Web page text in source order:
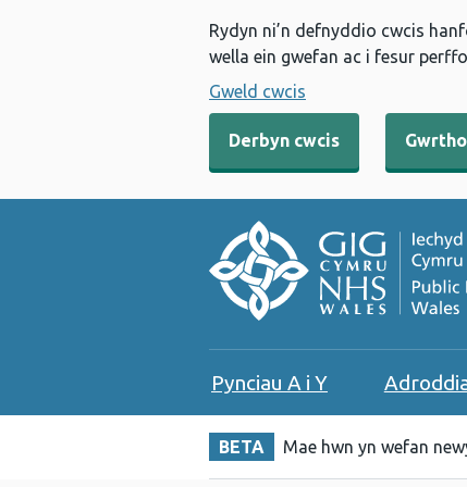
Rydyn ni’n defnyddio cwcis
wella ein gwefan ac i fesur
Gweld cwcis
Derbyn cwcis
Pynciau A i Y
BETA Mae hwn yn wefan